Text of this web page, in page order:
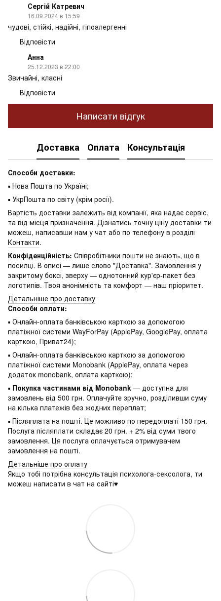
Сергій Катревич
16.09.2024 в 15:59
чудові, стійкі, надійні, гіпоалергенні
Відповісти
Анна
25.12.2023 в 22:00
Звичайні, класні
Відповісти
Написати відгук
Доставка Оплата Консультація
Способи доставки:
▪ Нова Пошта по Україні;
▪ УкрПошта по світу (крім росії).
Вартість доставки залежить від компанії, яка надає сервіс,
та від місця призначення. Дізнатись точну ціну доставки ти
можеш, написавши нам у чат або по телефону в розділі
Контакти.
Конфіденційність: Співробітники пошти не знають, що в
посилці. В описі — лише слово "Доставка". Замовлення у
закритому боксі, зверху — однотонний кур'єр-пакет без
логотипів. Твоя анонімність та комфорт — наш пріоритет.
Детальніше про доставку
Способи оплати:
▪ Онлайн-оплата банківською карткою за допомогою
платіжної системи WayForPay (ApplePay, GooglePay, оплата
карткою, Приват24);
▪ Онлайн-оплата банківською карткою за допомогою
платіжної системи Monobank (ApplePay, оплата через
додаток monobank, оплата карткою);
▪ Покупка частинами від Monobank — доступна для
замовлень від 500 грн. Оплачуйте зручно, розділивши суму
на кілька платежів без жодних переплат;
▪ Післяплата на пошті. Це можливо по передоплаті 150 грн.
Послуга післяплати складає 20 грн. + 2% від суми твого
замовлення. Ця послуга оплачується отримувачем
замовлення на пошті.
Детальніше про оплату
Якщо тобі потрібна консультація психолога-сексолога, ти
можеш написати в чат на сайті♥